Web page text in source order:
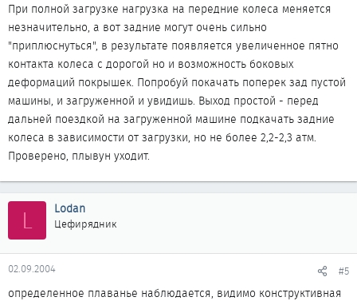
При полной загрузке нагрузка на передние колеса меняется
незначительно, а вот задние могут очень сильно
"приплюснуться", в результате появляется увеличенное пятно
контакта колеса с дорогой но и возможность боковых
деформаций покрышек. Попробуй покачать поперек зад пустой
машины, и загруженной и увидишь. Выход простой - перед
дальней поездкой на загруженной машине подкачать задние
колеса в зависимости от загрузки, но не более 2,2-2,3 атм.
Проверено, плывун уходит.
L Lodan
Цефирядник
02.09.2004 #5
определенное плаванье наблюдается, видимо конструктивная